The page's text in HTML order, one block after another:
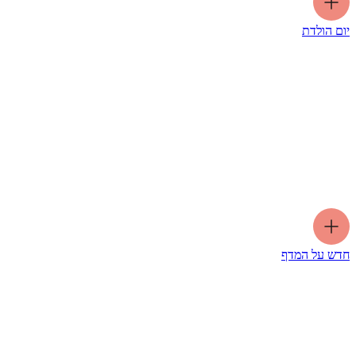
יום הולדת
חדש על המדף